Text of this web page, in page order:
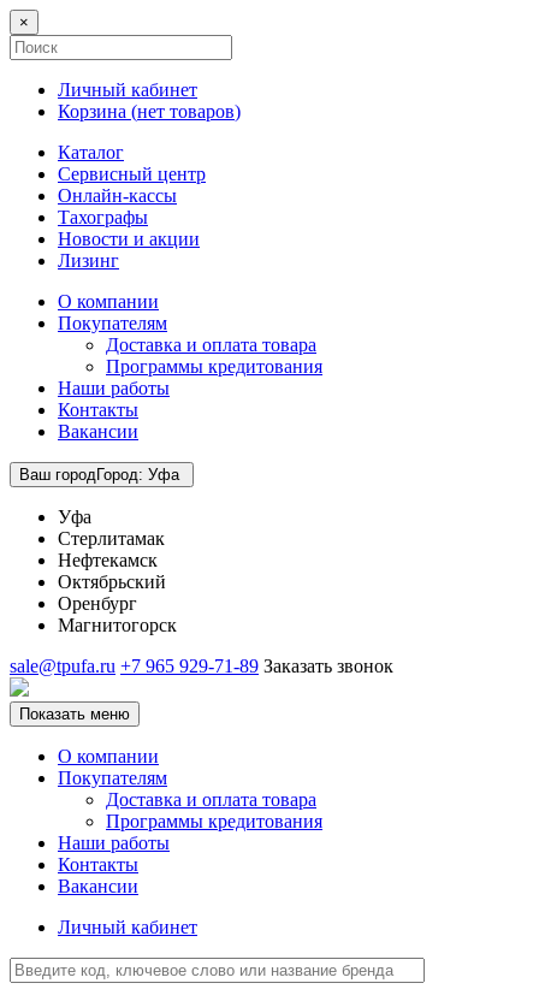
×
Личный кабинет
Корзина (нет товаров)
Каталог
Сервисный центр
Онлайн-кассы
Тахографы
Новости и акции
Лизинг
О компании
Покупателям
Доставка и оплата товара
Программы кредитования
Наши работы
Контакты
Вакансии
Ваш городГород: Уфа
Уфа
Стерлитамак
Нефтекамск
Октябрьский
Оренбург
Магнитогорск
sale@tpufa.ru +7 965 929-71-89 Заказать звонок
Показать меню
О компании
Покупателям
Доставка и оплата товара
Программы кредитования
Наши работы
Контакты
Вакансии
Личный кабинет